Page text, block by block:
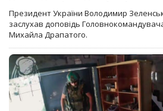
Президент України Володимир
заслухав доповідь
Михайла Драпатого.